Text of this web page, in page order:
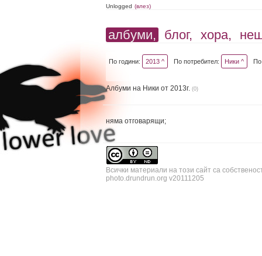
Unlogged (влез)
албуми, блог, хора,
По години: 2013 ^ По потребител: Ники ^
Албуми на Ники от 2013г. (0)
няма отговарящи;
Всички материали на този сайт са
photo.drundrun.org v20111205